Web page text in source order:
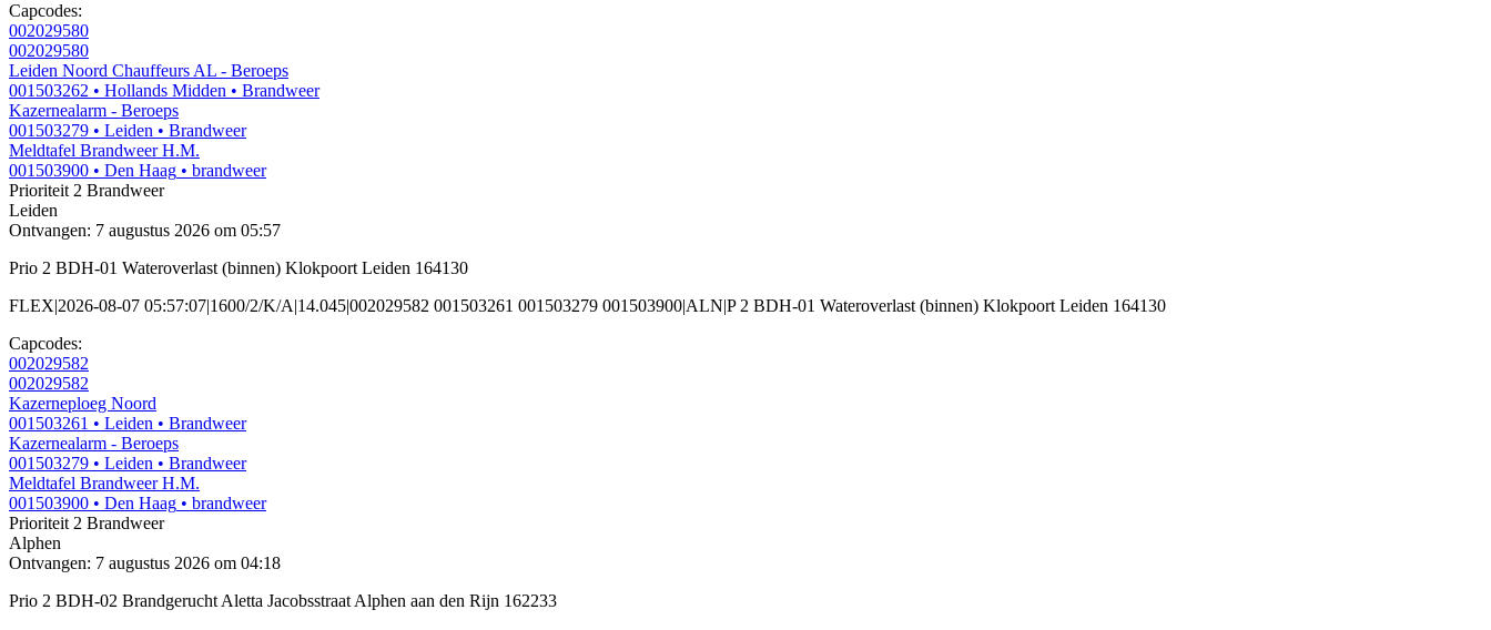
Capcodes:
002029580
002029580
Leiden Noord Chauffeurs AL - Beroeps
001503262 • Hollands Midden • Brandweer
Kazernealarm - Beroeps
001503279 • Leiden • Brandweer
Meldtafel Brandweer H.M.
001503900 • Den Haag • brandweer
Prioriteit 2 Brandweer
Leiden
Ontvangen: 7 augustus 2026 om 05:57
Prio 2 BDH-01 Wateroverlast (binnen) Klokpoort Leiden 164130
FLEX|2026-08-07 05:57:07|1600/2/K/A|14.045|002029582 001503261 001503279 001503900|ALN|P 2 BDH-01 Wateroverlast (binnen) Klokpoort Leiden 164130
Capcodes:
002029582
002029582
Kazerneploeg Noord
001503261 • Leiden • Brandweer
Kazernealarm - Beroeps
001503279 • Leiden • Brandweer
Meldtafel Brandweer H.M.
001503900 • Den Haag • brandweer
Prioriteit 2 Brandweer
Alphen
Ontvangen: 7 augustus 2026 om 04:18
Prio 2 BDH-02 Brandgerucht Aletta Jacobsstraat Alphen aan den Rijn 162233